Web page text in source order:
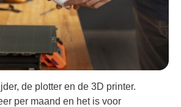
de plotter en de 3D printer.
per maand en het is voor